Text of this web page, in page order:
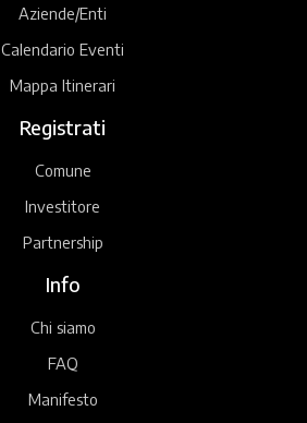
Aziende/Enti
Calendario Eventi
Mappa Itinerari
Registrati
Comune
Investitore
Partnership
Info
Chi siamo
FAQ
Manifesto